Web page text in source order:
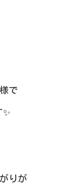
で
りが